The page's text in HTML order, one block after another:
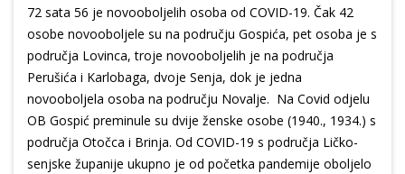
72 sata 56 je novooboljelih osoba od COVID-19. Čak 42
osobe novooboljele su na području Gospića, pet osoba je s
područja Lovinca, troje novooboljelih je na područja
Perušića i Karlobaga, dvoje Senja, dok je jedna
novooboljela osoba na području Novalje. Na Covid odjelu
OB Gospić preminule su dvije ženske osobe (1940., 1934.) s
područja Otočca i Brinja. Od COVID-19 s područja Ličko-
senjske županije ukupno je od početka pandemije oboljelo